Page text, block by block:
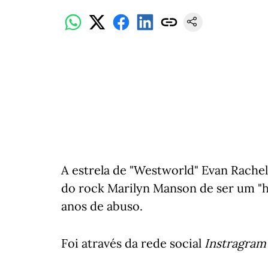
A estrela de "Westworld" Evan
do rock Marilyn Manson de ser um
anos de abuso.
Foi através da rede social Instragram